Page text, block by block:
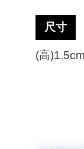
尺寸
(高